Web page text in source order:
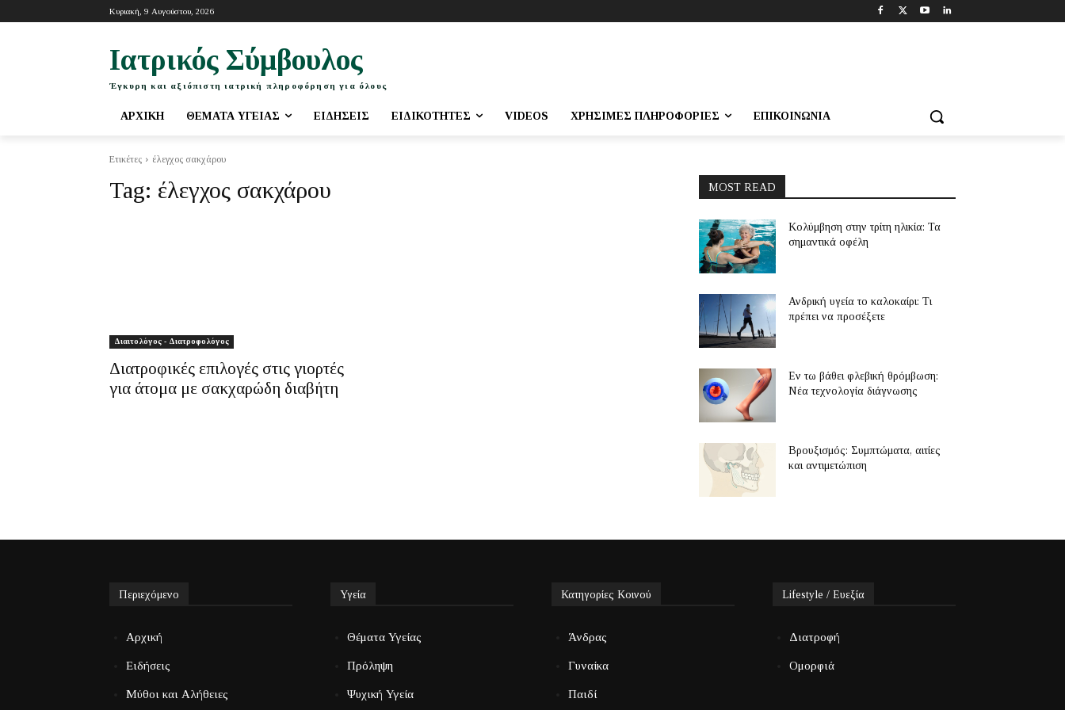
Κυριακή, 9 Αυγούστου, 2026
Ιατρικός Σύμβουλος
Έγκυρη και αξιόπιστη ιατρική πληροφόρηση για όλους
ΑΡΧΙΚΉ ΘΈΜΑΤΑ ΥΓΕΊΑΣ ΕΙΔΉΣΕΙΣ ΕΙΔΙΚΌΤΗΤΕΣ VIDEOS ΧΡΉΣΙΜΕΣ ΠΛΗΡΟΦΟΡΊΕΣ ΕΠΙΚΟΙΝΩΝΊΑ
Ετικέτες έλεγχος σακχάρου
Tag: έλεγχος σακχάρου
Διαιτολόγος - Διατροφολόγος
Διατροφικές επιλογές στις γιορτές
για άτομα με σακχαρώδη διαβήτη
MOST READ
Κολύμβηση στην τρίτη ηλικία: Τα
σημαντικά οφέλη
Ανδρική υγεία το καλοκαίρι: Τι
πρέπει να προσέξετε
Εν τω βάθει φλεβική θρόμβωση:
Νέα τεχνολογία διάγνωσης
Βρουξισμός: Συμπτώματα, αιτίες
και αντιμετώπιση
Περιεχόμενο
Αρχική
Ειδήσεις
Μύθοι και Αλήθειες
Υγεία
Θέματα Υγείας
Πρόληψη
Ψυχική Υγεία
Κατηγορίες Κοινού
Άνδρας
Γυναίκα
Παιδί
Lifestyle / Ευεξία
Διατροφή
Ομορφιά